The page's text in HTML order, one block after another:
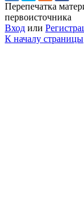
Перепечатка
первоисточника
Вход или
К началу страницы